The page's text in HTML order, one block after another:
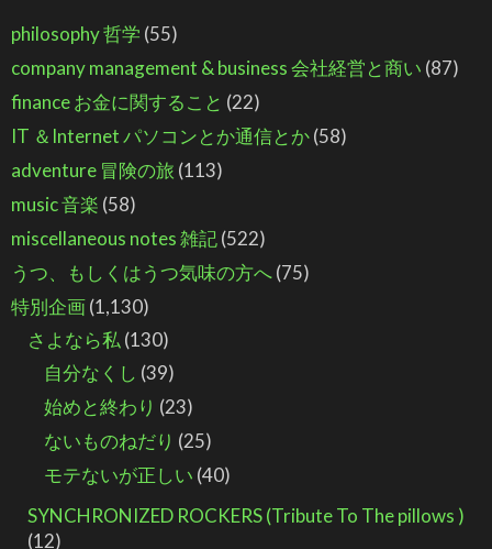
philosophy 哲学 (55)
company management & business 会社経営と商い (87)
finance お金に関すること (22)
IT ＆Internet パソコンとか通信とか(58)
adventure 冒険の旅 (113)
music 音楽 (58)
miscellaneous notes 雑記(522)
うつ、もしくはうつ気味の方へ(75)
特別企画(1,130)
さよなら私 (130)
自分なくし (39)
始めと終わり (23)
ないものねだり (25)
モテないが正しい (40)
SYNCHRONIZED ROCKERS (Tribute To The pillows )
(12)